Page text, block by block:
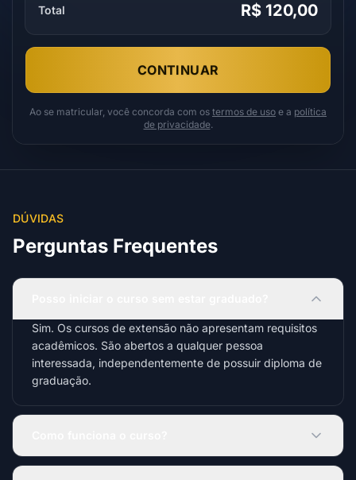
Total R$ 120,00
CONTINUAR
Ao se matricular, você concorda com os termos de uso e a política
de privacidade.
DÚVIDAS
Perguntas Frequentes
Sim. Os cursos de extensão não apresentam requisitos
acadêmicos. São abertos a qualquer pessoa
interessada, independentemente de possuir diploma de
graduação.